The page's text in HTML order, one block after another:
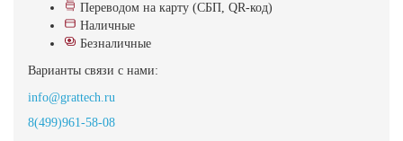
Переводом на карту (СБП, QR-код)
Наличные
Безналичные
Варианты связи с нами:
info@grattech.ru
8(499)961-58-08